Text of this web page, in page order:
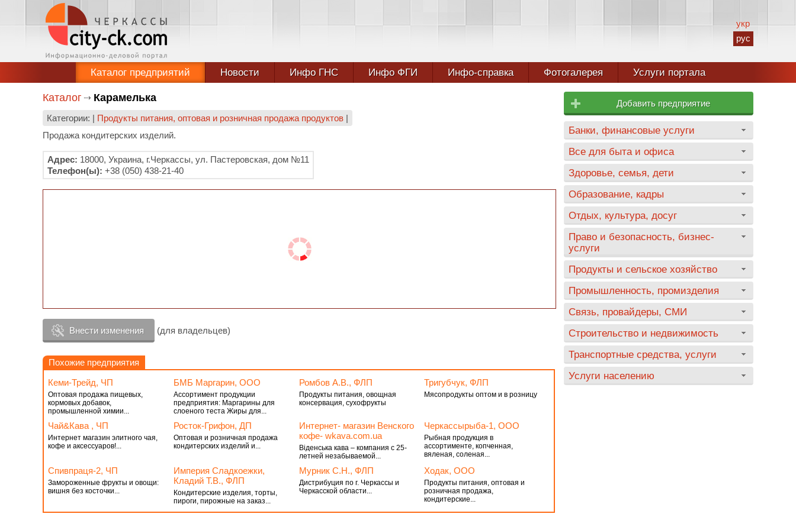
укр
рус
Каталог предприятий Новости Инфо ГНС Инфо ФГИ Инфо-справка Фотогалерея Услуги портала
Каталог Карамелька
Категории: | Продукты питания, оптовая и розничная продажа продуктов |
Продажа кондитерских изделий.
Адрес: 18000, Украина, г.Черкассы, ул. Пастеровская, дом №11
Телефон(ы): +38 (050) 438-21-40
Внести изменения (для владельцев)
Похожие предприятия
Кеми-Трейд, ЧП
Оптовая продажа пищевых,
кормовых добавок,
промышленной химии...
БМБ Маргарин, ООО
Ассортимент продукции
предприятия: Маргарины для
слоеного теста Жиры для...
Ромбов А.В., ФЛП
Продукты питания, овощная
консервация, сухофрукты
Тригубчук, ФЛП
Мясопродукты оптом и в розницу
Чай&Кава , ЧП
Интернет магазин элитного чая,
кофе и аксессуаров!...
Росток-Грифон, ДП
Оптовая и розничная продажа
кондитерских изделий и...
Интернет- магазин Венского
кофе- wkava.com.ua
Віденська кава – компания с 25-
летней незабываемой...
Черкассырыба-1, ООО
Рыбная продукция в
ассортименте, копченная,
вяленая, соленая...
Спивпраця-2, ЧП
Замороженные фрукты и овощи:
вишня без косточки...
Империя Сладкоежки,
Кладий Т.В., ФЛП
Кондитерские изделия, торты,
пироги, пирожные на заказ...
Мурник С.Н., ФЛП
Дистрибуция по г. Черкассы и
Черкасской области...
Ходак, ООО
Продукты питания, оптовая и
розничная продажа,
кондитерские...
Добавить предприятие
Банки, финансовые услуги
Все для быта и офиса
Здоровье, семья, дети
Образование, кадры
Отдых, культура, досуг
Право и безопасность, бизнес-
услуги
Продукты и сельское хозяйство
Промышленность, промизделия
Связь, провайдеры, СМИ
Строительство и недвижимость
Транспортные средства, услуги
Услуги населению